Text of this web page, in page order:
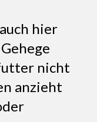
hier
nicht
anzieht